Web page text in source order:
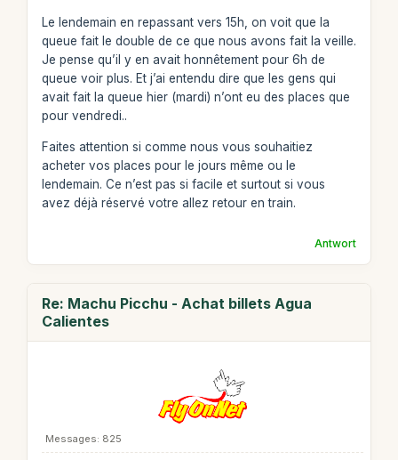
Le lendemain en repassant vers 15h, on voit que la
queue fait le double de ce que nous avons fait la veille.
Je pense qu’il y en avait honnêtement pour 6h de
queue voir plus. Et j’ai entendu dire que les gens qui
avait fait la queue hier (mardi) n’ont eu des places que
pour vendredi..
Faites attention si comme nous vous souhaitiez
acheter vos places pour le jours même ou le
lendemain. Ce n’est pas si facile et surtout si vous
avez déjà réservé votre allez retour en train.
Antwort
Re: Machu Picchu - Achat billets Agua
Calientes
Messages: 825